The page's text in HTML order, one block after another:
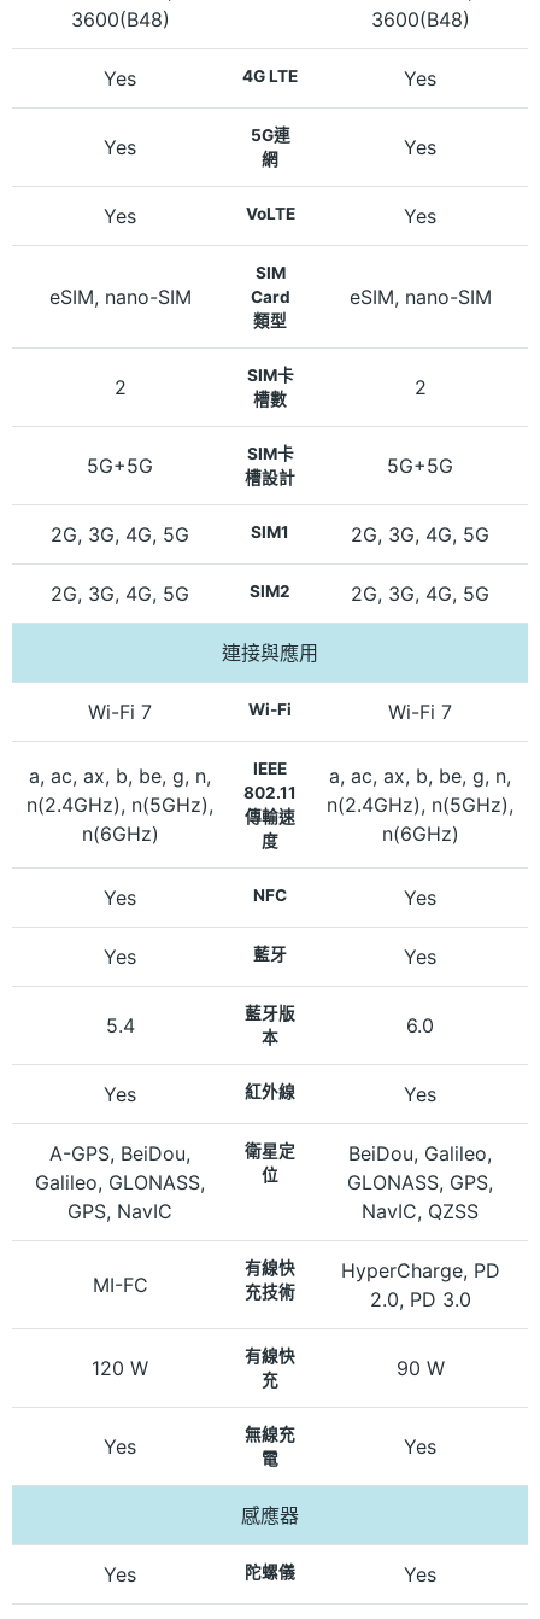
3600(B48)
3600(B48)
Yes 4G LTE Yes
Yes
5G連
網
Yes
Yes VoLTE Yes
eSIM, nano-SIM
SIM
Card
類型
eSIM, nano-SIM
2
SIM卡
槽數
2
5G+5G
SIM卡
槽設計
5G+5G
2G, 3G, 4G, 5G SIM1 2G, 3G, 4G, 5G
2G, 3G, 4G, 5G SIM2 2G, 3G, 4G, 5G
連接與應用
Wi-Fi 7 Wi-Fi Wi-Fi 7
a, ac, ax, b, be, g, n,
n(2.4GHz), n(5GHz),
n(6GHz)
IEEE
802.11
傳輸速
度
a, ac, ax, b, be, g, n,
n(2.4GHz), n(5GHz),
n(6GHz)
Yes NFC Yes
Yes 藍牙 Yes
5.4
藍牙版
本
6.0
Yes 紅外線 Yes
A-GPS, BeiDou,
Galileo, GLONASS,
GPS, NavIC
衛星定
位
BeiDou, Galileo,
GLONASS, GPS,
NavIC, QZSS
MI-FC
有線快
充技術
HyperCharge, PD
2.0, PD 3.0
120 W
有線快
充
90 W
Yes
無線充
電
Yes
感應器
Yes 陀螺儀 Yes